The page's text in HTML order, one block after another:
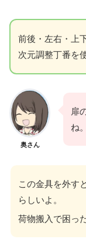
前後・左右・上
次元調整丁番を
奥さん
扉
ね。
この金具を外す
らしいよ。
荷物搬入で困っ